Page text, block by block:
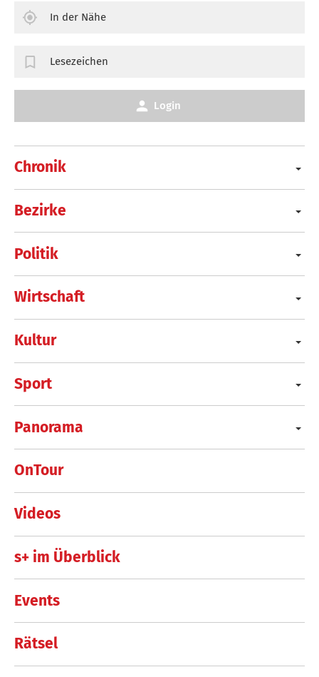
Chronik
Bezirke
Politik
Wirtschaft
Kultur
Sport
Panorama
OnTour
Videos
s+ im Überblick
Events
Rätsel
In der Nähe
Lesezeichen
Login